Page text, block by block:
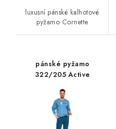
luxusní pánské kalhotové
pyžamo Cornette
pánské pyžamo
322/205 Active